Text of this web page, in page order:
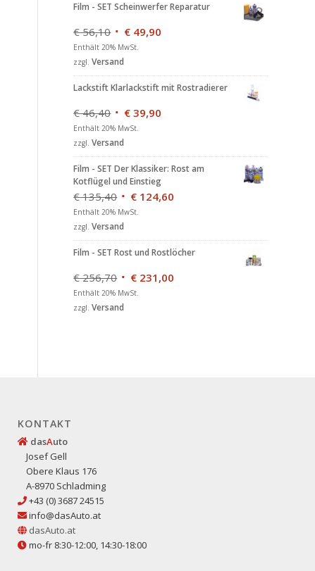
Film - SET Scheinwerfer Reparatur
€56,10 € 49,90
Enthält 20% MwSt.
zzgl.Versand
Lackstift Klarlackstift mit Rostradierer
€46,40 € 39,90
Enthält 20% MwSt.
zzgl.Versand
Film - SET Der Klassiker: Rost am
Kotflügel und Einstieg
€135,40 € 124,60
Enthält 20% MwSt.
zzgl.Versand
Film - SET Rost und Rostlöcher
€256,70 € 231,00
Enthält 20% MwSt.
zzgl.Versand
KONTAKT
dasAuto
Josef Gell
Obere Klaus 176
A-8970 Schladming
+43 (0) 3687 24515
info@dasAuto.at
dasAuto.at
mo-fr 8:30-12:00, 14:30-18:00